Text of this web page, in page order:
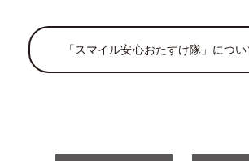
「スマイル安心おたすけ隊」につ